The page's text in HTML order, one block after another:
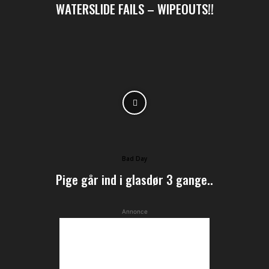
WATERSLIDE FAILS – WIPEOUTS!!
Bad Day
Pige går ind i glasdør 3 gange..
Annonce